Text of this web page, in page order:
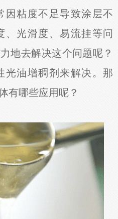
因粘度不足导致涂层不
、光滑度、易流挂等问
地去解决这个问题呢？
光油增稠剂来解决。那
有哪些应用呢？